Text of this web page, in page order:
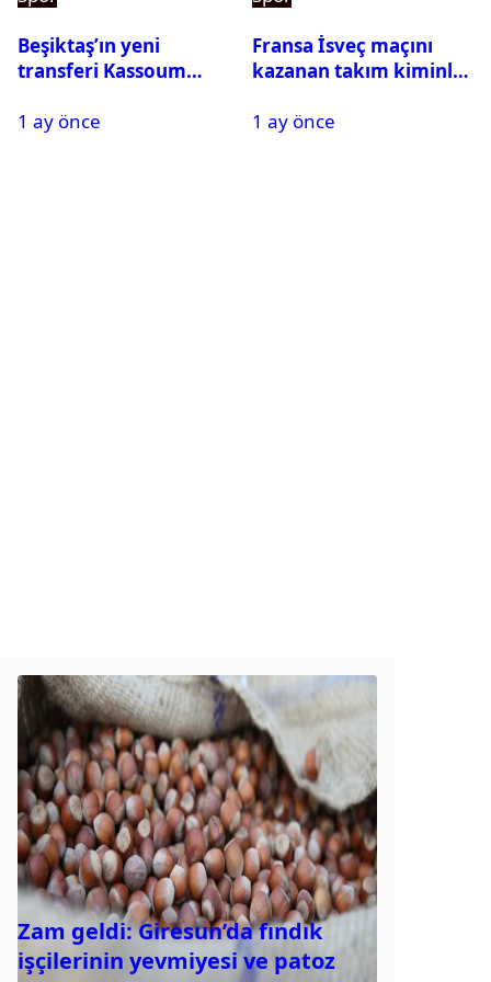
Beşiktaş’ın yeni
transferi Kassoum
gelecek? Resmi
1 ay önce
Fransa İsveç maçını
kazanan takım kiminle
turundaki rakip belli
1 ay önce
Zam geldi: Giresun’da fındık
işçilerinin yevmiyesi ve patoz